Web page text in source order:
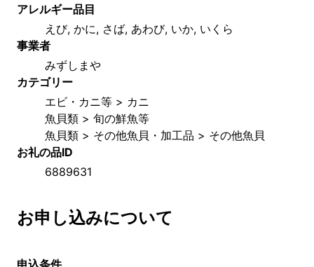
アレルギー品目
えび, かに, さば, あわび, いか, いくら
事業者
みずしまや
カテゴリー
エビ・カニ等 > カニ
魚貝類 > 旬の鮮魚等
魚貝類 > その他魚貝・加工品 > その他魚貝
お礼の品ID
6889631
お申し込みについて
申込条件